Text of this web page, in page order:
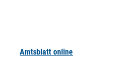
Amtsblatt online